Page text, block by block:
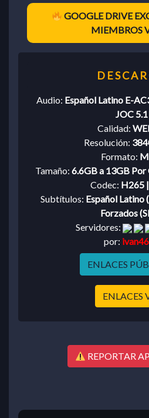
GOOGLE DRIVE
MIEMBROS
Audio: Español Latino E-
JOC 5.1
Calidad:
Resolución:
Formato:
Tamaño: 6.6GB a 13GB
Codec: H265
Subtítulos: Español Latino
Forzados
Servidores:
por:
ENLACES
ENLACES
REPORTAR